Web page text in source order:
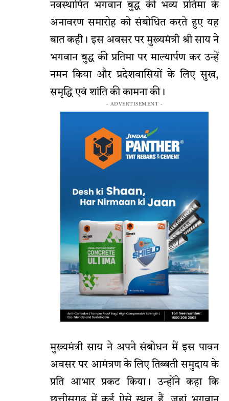
नवस्थापित भगवान बुद्ध की भव्य प्रतिमा के
अनावरण समारोह को संबोधित करते हुए यह
बात कही। इस अवसर पर मुख्यमंत्री श्री साय ने
भगवान बुद्ध की प्रतिमा पर माल्यार्पण कर उन्हें
नमन किया और प्रदेशवासियों के लिए सुख,
समृद्धि एवं शांति की कामना की।
- ADVERTISEMENT -
मुख्यमंत्री साय ने अपने संबोधन में इस पावन
अवसर पर आमंत्रण के लिए तिब्बती समुदाय के
प्रति आभार प्रकट किया। उन्होंने कहा कि